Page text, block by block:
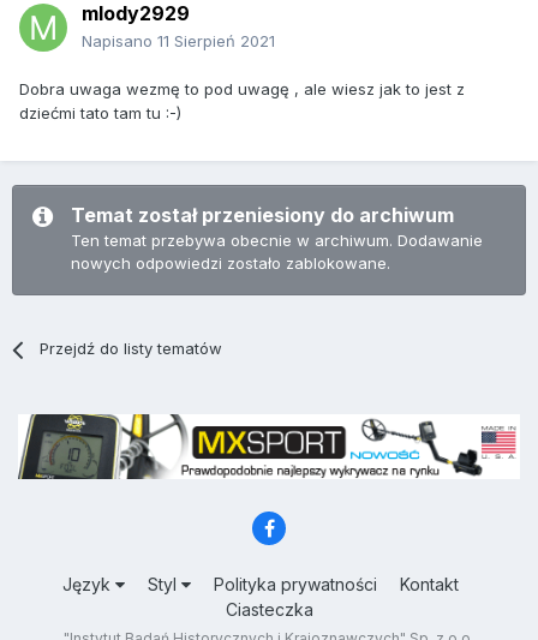
mlody2929
Napisano 11 Sierpień 2021
Dobra uwaga wezmę to pod uwagę , ale wiesz jak to jest z
dziećmi tato tam tu :-)
Temat został przeniesiony do archiwum
Ten temat przebywa obecnie w archiwum. Dodawanie
nowych odpowiedzi zostało zablokowane.
Przejdź do listy tematów
Język Styl Polityka prywatności
Kontakt
Ciasteczka